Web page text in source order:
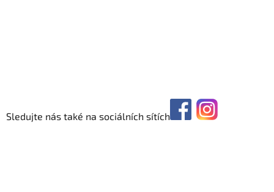
Sledujte nás také na sociálních sítích